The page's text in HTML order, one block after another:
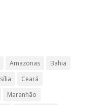
Amazonas
Bahia
Ceará
Maranhão